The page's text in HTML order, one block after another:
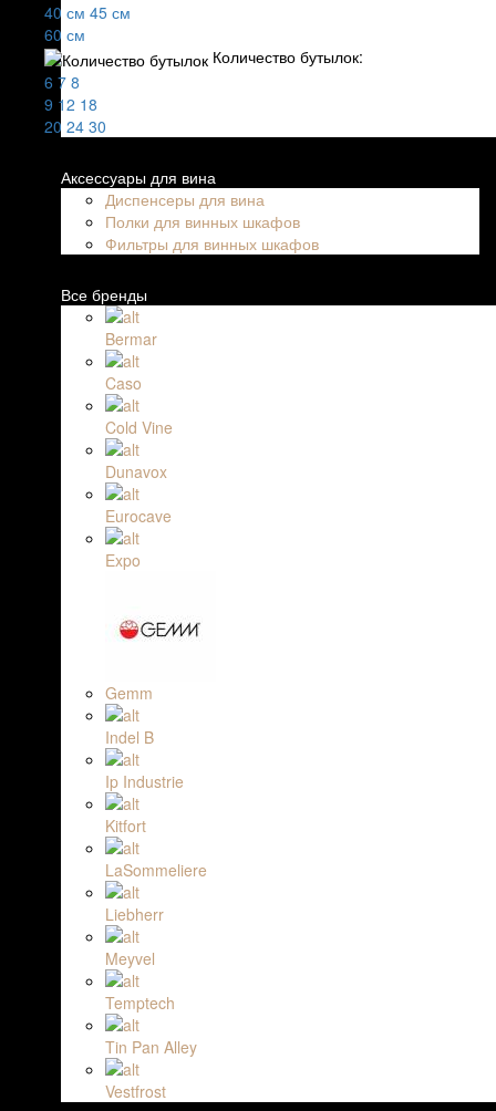
40 см 45 см
60 см
Количество бутылок:
6 7 8
9 12 18
20 24 30
Аксессуары для вина
Диспенсеры для вина
Полки для винных шкафов
Фильтры для винных шкафов
Все бренды
Bermar
Caso
Cold Vine
Dunavox
Eurocave
Expo
Gemm
Indel B
Ip Industrie
Kitfort
LaSommeliere
Liebherr
Meyvel
Temptech
Tin Pan Alley
Vestfrost